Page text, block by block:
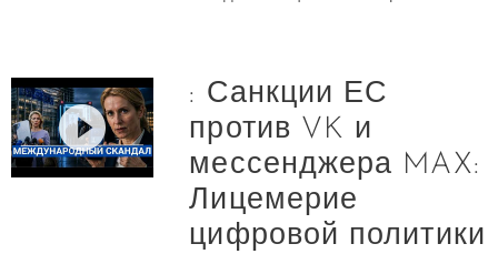
: Санкции ЕС
против VK и
мессенджера MAX:
Лицемерие
цифровой политики